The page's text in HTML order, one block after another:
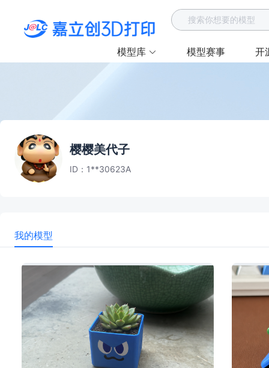
模型库
好与DIY
具与角色扮演日用家居
模型赛事 开
樱樱美代子
ID：1**30623A
我的模型